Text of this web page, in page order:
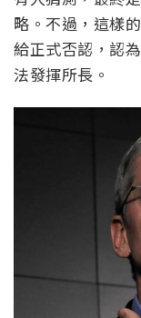
略。不過，這樣
給正式否認，認
法發揮所長。